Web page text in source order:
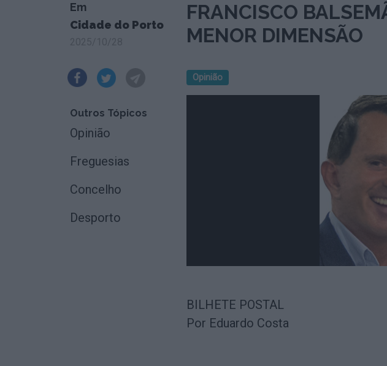
Em
Cidade do Porto
Outros Tópicos
Opinião
Freguesias
Concelho
Desporto
FRANCISCO
MENOR DIMENSÃO
Opinião
BILHETE POSTAL
Por Eduardo Costa